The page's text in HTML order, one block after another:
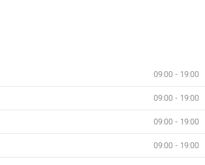
09:00 - 19:00
09:00 - 19:00
09:00 - 19:00
09:00 - 19:00